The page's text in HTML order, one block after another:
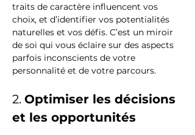
traits de caractère influencent vos
choix, et d’identifier vos potentialités
naturelles et vos défis. C’est un miroir
de soi qui vous éclaire sur des aspects
parfois inconscients de votre
personnalité et de votre parcours.
2. Optimiser les décisions
et les opportunités